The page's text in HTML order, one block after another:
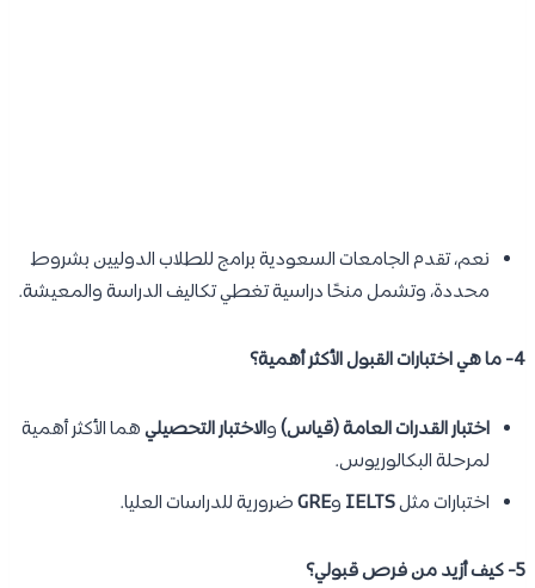
نعم، تقدم الجامعات السعودية برامج للطلاب الدوليين بشروط
محددة، وتشمل منحًا دراسية تغطي تكاليف الدراسة والمعيشة.
4- ما هي اختبارات القبول الأكثر أهمية؟
اختبار القدرات العامة (قياس)والاختبار التحصيليهما الأكثر أهمية
لمرحلة البكالوريوس.
اختبارات مثلIELTS وGREضرورية للدراسات العليا.
5- كيف أزيد من فرص قبولي؟